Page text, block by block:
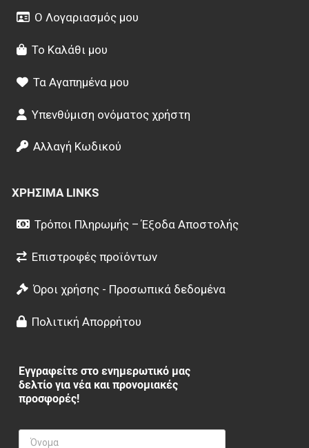
Ο Λογαριασμός μου
Το Καλάθι μου
Τα Αγαπημένα μου
Υπενθύμιση ονόματος χρήστη
Αλλαγή Κωδικού
ΧΡΉΣΙΜΑ LINKS
Τρόποι Πληρωμής – Έξοδα Αποστολής
Επιστροφές προϊόντων
Όροι χρήσης - Προσωπικά δεδομένα
Πολιτική Απορρήτου
Εγγραφείτε στο ενημερωτικό μας
δελτίο για νέα και προνομιακές
προσφορές!